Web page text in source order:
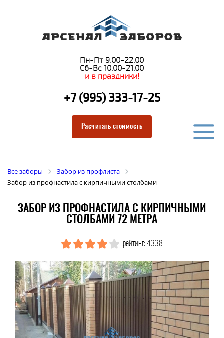
Пн-Пт 9.00-22.00
Сб-Вс 10.00-21.00
и в праздники!
+7 (995) 333-17-25
Расчитать стоимость
Все заборы
Забор из профлиста
Забор из профнастила с кирпичными столбами
ЗАБОР ИЗ ПРОФНАСТИЛА С КИРПИЧНЫМИ
СТОЛБАМИ 72 МЕТРА
рейтинг: 4338